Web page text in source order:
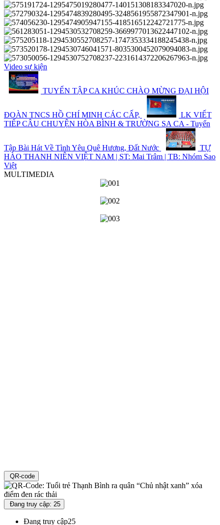
Video sự kiện
TUYỂN TẬP CA KHÚC CHÀO MỪNG ĐẠI HỘI
ĐOÀN TNCS HỒ CHÍ MINH CÁC CẤP,
LK VIẾT
TIẾP CÂU CHUYỆN HÒA BÌNH & TRƯỜNG SA CA - Tuyển
Tập Bài Hát Về Tình Yêu Quê Hương, Đất Nước
TỰ
HÀO THANH NIÊN VIỆT NAM | ST: Mai Trâm | TB: Nhóm Sao
Việt
MULTIMEDIA
QR-code
Đang truy cập: 25
Đang truy cập25